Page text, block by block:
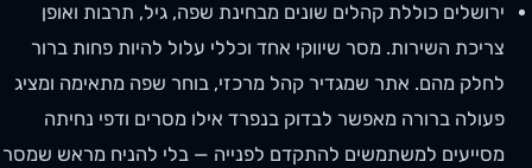
ירושלים כוללת קהלים שונים מבחינת שפה, גיל, תרבות ואופן
צריכת השירות. מסר שיווקי אחד וכללי עלול להיות פחות ברור
לחלק מהם. אתר שמגדיר קהל מרכזי, בוחר שפה מתאימה ומציג
פעולה ברורה מאפשר לבדוק בנפרד אילו מסרים ודפי נחיתה
מסייעים למשתמשים להתקדם לפנייה — בלי להניח מראש שמסר